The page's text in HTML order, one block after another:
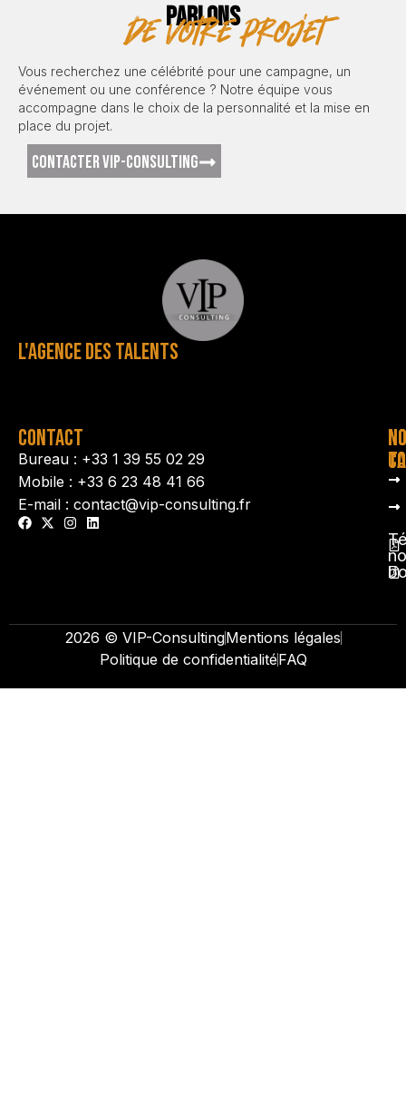
PARLONS
de votre projet
Vous recherchez une célébrité pour une campagne, un
événement ou une conférence ? Notre équipe vous
accompagne dans le choix de la personnalité et la mise en
place du projet.
CONTACTER VIP-CONSULTING
L'AGENCE DES TALENTS
CONTACT
Bureau : +33 1 39 55 02 29
Mobile : +33 6 23 48 41 66
E-mail : contact@vip-consulting.fr
2026 © VIP-ConsultingMentions légales
Politique de confidentialitéFAQ